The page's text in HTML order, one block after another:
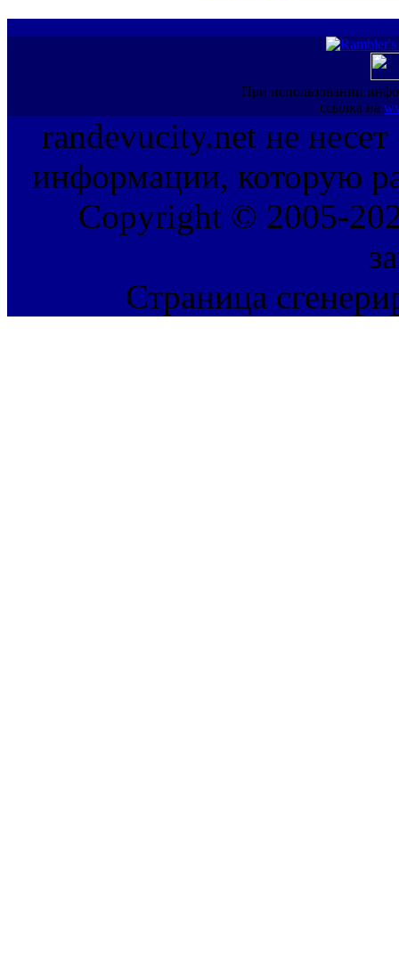
При использовании
ссылка на
randevucity.net не несет
информации, которую
Copyright © 2005-
Страница